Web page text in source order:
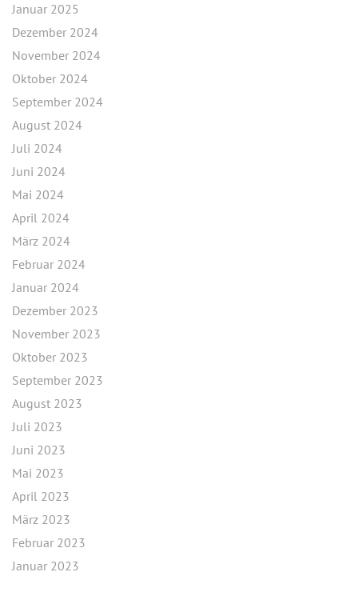
Januar 2025
Dezember 2024
November 2024
Oktober 2024
September 2024
August 2024
Juli 2024
Juni 2024
Mai 2024
April 2024
März 2024
Februar 2024
Januar 2024
Dezember 2023
November 2023
Oktober 2023
September 2023
August 2023
Juli 2023
Juni 2023
Mai 2023
April 2023
März 2023
Februar 2023
Januar 2023